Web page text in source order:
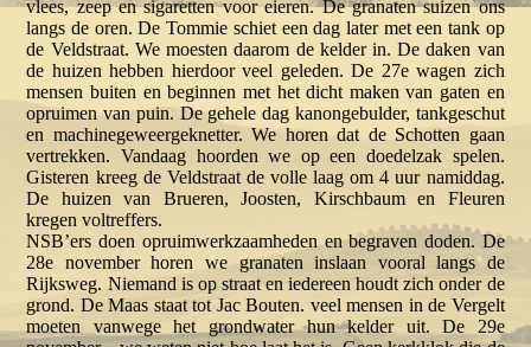
vlees, zeep en sigaretten voor eieren. De granaten suizen ons
langs de oren. De Tommie schiet een dag later met een tank op
de Veldstraat. We moesten daarom de kelder in. De daken van
de huizen hebben hierdoor veel geleden. De 27e wagen zich
mensen buiten en beginnen met het dicht maken van gaten en
opruimen van puin. De gehele dag kanongebulder, tankgeschut
en machinegeweergeknetter. We horen dat de Schotten gaan
vertrekken. Vandaag hoorden we op een doedelzak spelen.
Gisteren kreeg de Veldstraat de volle laag om 4 uur namiddag.
De huizen van Brueren, Joosten, Kirschbaum en Fleuren
kregen voltreffers.
NSB’ers doen opruimwerkzaamheden en begraven doden. De
28e november horen we granaten inslaan vooral langs de
Rijksweg. Niemand is op straat en iedereen houdt zich onder de
grond. De Maas staat tot Jac Bouten. veel mensen in de Vergelt
moeten vanwege het grondwater hun kelder uit. De 29e